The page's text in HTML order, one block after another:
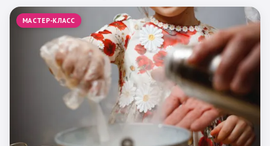
МАСТЕР-КЛАСС